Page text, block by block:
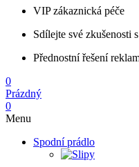
VIP zákaznická péče
Sdílejte své zkušenosti
Přednostní řešení
0
Prázdný
0
Menu
Spodní prádlo